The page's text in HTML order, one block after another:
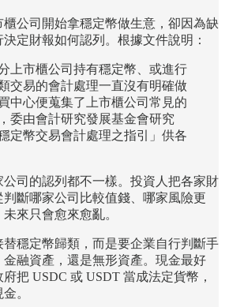
公司開始拿穩定幣做生意，卻因為缺
定財報如何認列。根據文件說明：
上市櫃公司持有穩定幣、或進行
交易的會計處理一直沒有明確做
中心便蒐集了上市櫃公司常見的
委由會計研究發展基金會研究
定幣交易會計處理之指引」供各
司的認列都不一樣。投資人把各家財
斷哪家公司比較值錢、哪家風險更
來只會愈來愈亂。
穩定幣歸類，而是要企業自行判斷手
金融資產，還是無形資產。現金最好
把 USDC 或 USDT 當成法定貨幣，
。